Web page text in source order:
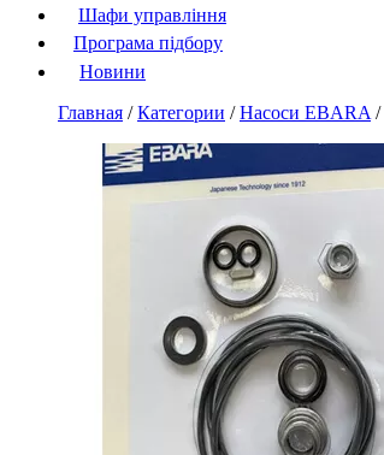
Шафи управління
Програма підбору
Новини
Главная /Категории /Насоси EBARA/